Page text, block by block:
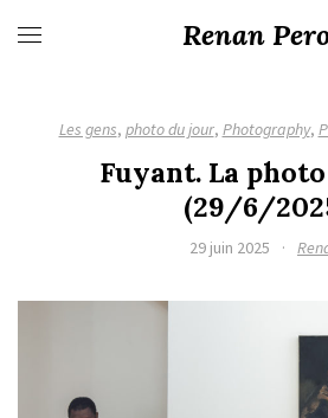
Renan
Les gens, photo du jour, Photography,
Fuyant. La
(29/6/
29 juin 2025 ·